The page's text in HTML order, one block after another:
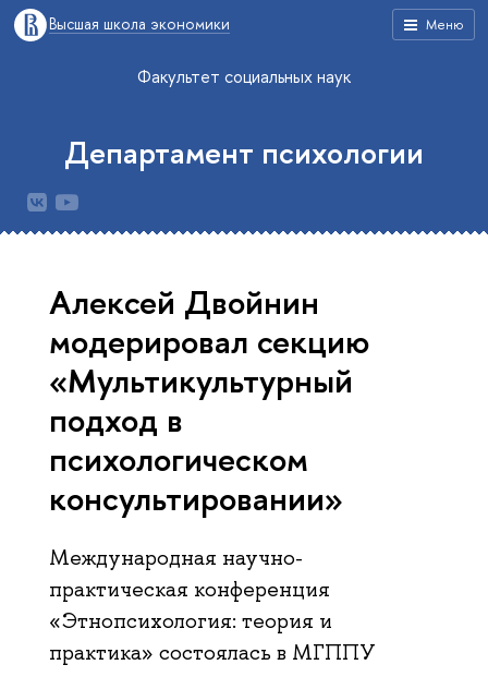
Меню
Высшая школа экономики
Факультет социальных наук
Департамент психологии
Алексей Двойнин
модерировал секцию
«Мультикультурный
подход в
психологическом
консультировании»
Международная научно-
практическая конференция
«Этнопсихология: теория и
практика» состоялась в МГППУ